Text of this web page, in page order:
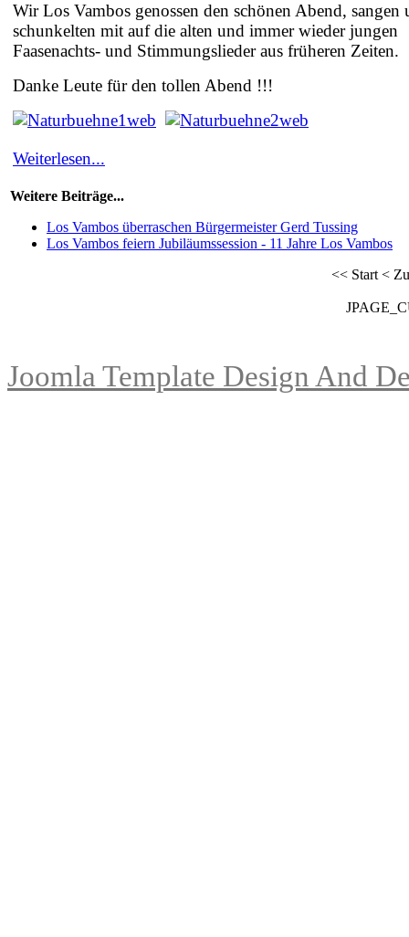
Wir Los Vambos genossen den schönen Abend, sangen
schunkelten mit auf die alten und immer wieder jungen
Faasenachts- und Stimmungslieder aus früheren Zeiten.
Danke Leute für den tollen Abend !!!
Weiterlesen...
Weitere Beiträge...
Los Vambos überraschen Bürgermeister Gerd Tussing
Los Vambos feiern Jubiläumssession - 11 Jahre Los Vambos
<< Start<
Joomla Template Design And